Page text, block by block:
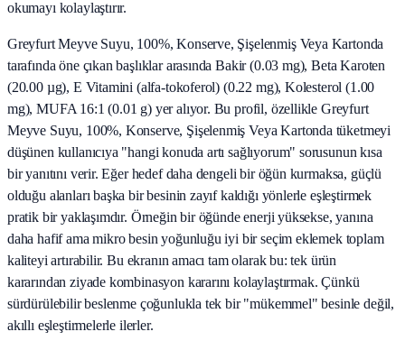
okumayı kolaylaştırır.
Greyfurt Meyve Suyu, 100%, Konserve, Şişelenmiş Veya Kartonda
tarafında öne çıkan başlıklar arasında Bakir (0.03 mg), Beta Karoten
(20.00 µg), E Vitamini (alfa-tokoferol) (0.22 mg), Kolesterol (1.00
mg), MUFA 16:1 (0.01 g) yer alıyor. Bu profil, özellikle Greyfurt
Meyve Suyu, 100%, Konserve, Şişelenmiş Veya Kartonda tüketmeyi
düşünen kullanıcıya "hangi konuda artı sağlıyorum" sorusunun kısa
bir yanıtını verir. Eğer hedef daha dengeli bir öğün kurmaksa, güçlü
olduğu alanları başka bir besinin zayıf kaldığı yönlerle eşleştirmek
pratik bir yaklaşımdır. Örneğin bir öğünde enerji yüksekse, yanına
daha hafif ama mikro besin yoğunluğu iyi bir seçim eklemek toplam
kaliteyi artırabilir. Bu ekranın amacı tam olarak bu: tek ürün
kararından ziyade kombinasyon kararını kolaylaştırmak. Çünkü
sürdürülebilir beslenme çoğunlukla tek bir "mükemmel" besinle değil,
akıllı eşleştirmelerle ilerler.